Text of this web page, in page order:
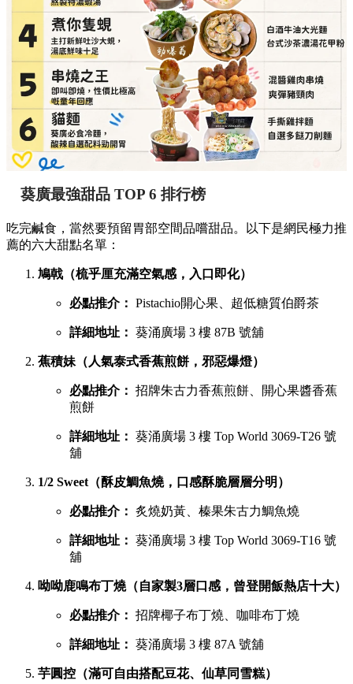
葵廣最強甜品 TOP 6 排行榜
吃完鹹食，當然要預留胃部空間品嚐甜品。以下是網民極力推
薦的六大甜點名單：
鳩戟（梳乎厘充滿空氣感，入口即化）
必點推介： Pistachio開心果、超低糖質伯爵茶
詳細地址： 葵涌廣場 3 樓 87B 號舖
蕉積妹（人氣泰式香蕉煎餅，邪惡爆燈）
必點推介： 招牌朱古力香蕉煎餅、開心果醬香蕉
煎餅
詳細地址： 葵涌廣場 3 樓 Top World 3069-T26 號
舖
1/2 Sweet（酥皮鯛魚燒，口感酥脆層層分明）
必點推介： 炙燒奶黃、榛果朱古力鯛魚燒
詳細地址： 葵涌廣場 3 樓 Top World 3069-T16 號
舖
呦呦鹿鳴布丁燒（自家製3層口感，曾登開飯熱店十大）
必點推介： 招牌椰子布丁燒、咖啡布丁燒
詳細地址： 葵涌廣場 3 樓 87A 號舖
芋圓控（滿可自由搭配豆花、仙草同雪糕）